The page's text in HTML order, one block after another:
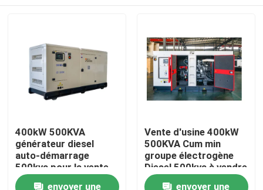
Produits
Vidéos
400kW 500KVA
générateur diesel
auto-démarrage
500kva pour la vente
avec générateur diesel
envoyer une
Vente d'usine 400kW
500KVA Cum min
groupe électrogène
Diesel 500kva à vendre
avec générateur diesel
envoyer une